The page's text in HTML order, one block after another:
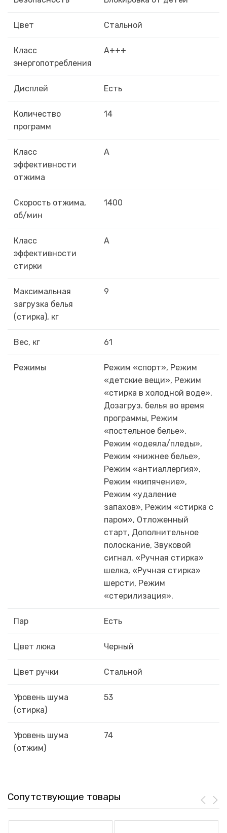
Цвет Стальной
Класс
энергопотребления
A+++
Дисплей Есть
Количество
программ
14
Класс
эффективности
отжима
A
Скорость отжима,
об/мин
1400
Класс
эффективности
стирки
A
Максимальная
загрузка белья
(стирка), кг
9
Вес, кг 61
Режимы
Режим «спорт», Режим
«детские вещи», Режим
«стирка в холодной воде»,
Дозагруз. белья во время
программы, Режим
«постельное белье»,
Режим «одеяла/пледы»,
Режим «нижнее белье»,
Режим «антиаллергия»,
Режим «кипячение»,
Режим «удаление
запахов», Режим «стирка с
паром», Отложенный
старт, Дополнительное
полоскание, Звуковой
сигнал, «Ручная стирка»
шелка, «Ручная стирка»
шерсти, Режим
«стерилизация».
Пар Есть
Цвет люка Черный
Цвет ручки Стальной
Уровень шума
(стирка)
53
Уровень шума
(отжим)
74
Сопутствующие товары